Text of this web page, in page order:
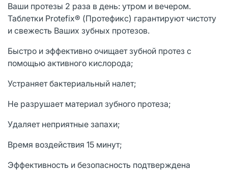
Ваши протезы 2 раза в день: утром и вечером.
Таблетки Protefix® (Протефикс) гарантируют чистоту
и свежесть Ваших зубных протезов.
Быстро и эффективно очищает зубной протез с
помощью активного кислорода;
Устраняет бактериальный налет;
Не разрушает материал зубного протеза;
Удаляет неприятные запахи;
Время воздействия 15 минут;
Эффективность и безопасность подтверждена